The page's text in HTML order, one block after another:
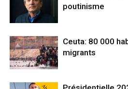
poutinisme
Ceuta: 80 000
migrants